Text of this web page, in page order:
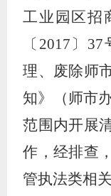
工业园区招
〔 2017 〕 37
理、废除师
知》（师市
范围内开展
作，经排查
管执法类相